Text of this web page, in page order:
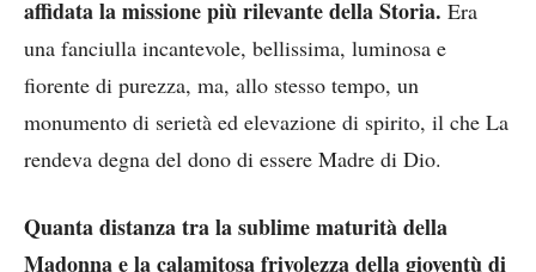
affidata la missione più rilevante della Storia. Era
una fanciulla incantevole, bellissima, luminosa e
fiorente di purezza, ma, allo stesso tempo, un
monumento di serietà ed elevazione di spirito, il che La
rendeva degna del dono di essere Madre di Dio.
Quanta distanza tra la sublime maturità della
Madonna e la calamitosa frivolezza della gioventù di